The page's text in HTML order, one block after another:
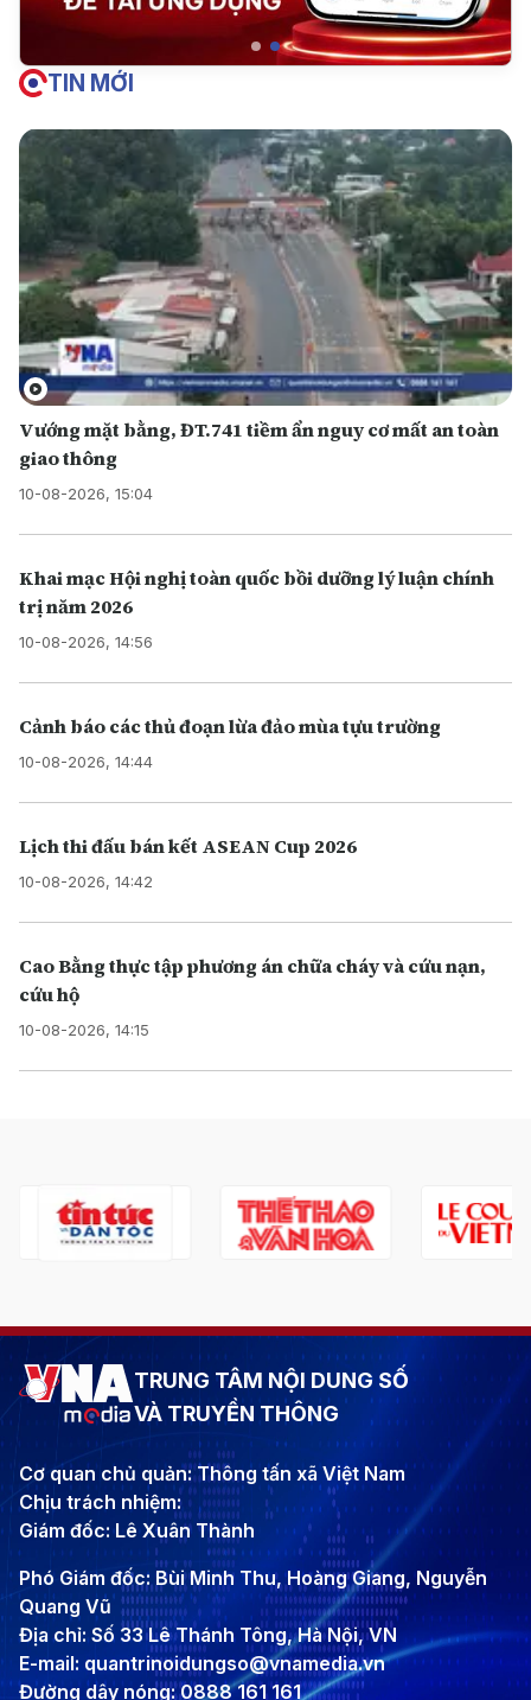
TIN MỚI
Vướng mặt bằng, ĐT.741 tiềm ẩn nguy cơ mất an toàn
giao thông
10-08-2026, 15:04
Khai mạc Hội nghị toàn quốc bồi dưỡng lý luận chính
trị năm 2026
10-08-2026, 14:56
Cảnh báo các thủ đoạn lừa đảo mùa tựu trường
10-08-2026, 14:44
Lịch thi đấu bán kết ASEAN Cup 2026
10-08-2026, 14:42
Cao Bằng thực tập phương án chữa cháy và cứu nạn,
cứu hộ
10-08-2026, 14:15
TRUNG TÂM NỘI DUNG SỐ
VÀ TRUYỀN THÔNG
Cơ quan chủ quản: Thông tấn xã Việt Nam
Chịu trách nhiệm:
Giám đốc: Lê Xuân Thành
Phó Giám đốc: Bùi Minh Thu, Hoàng Giang, Nguyễn
Quang Vũ
Địa chỉ: Số 33 Lê Thánh Tông, Hà Nội, VN
E-mail: quantrinoidungso@vnamedia.vn
Đường dây nóng: 0888 161 161